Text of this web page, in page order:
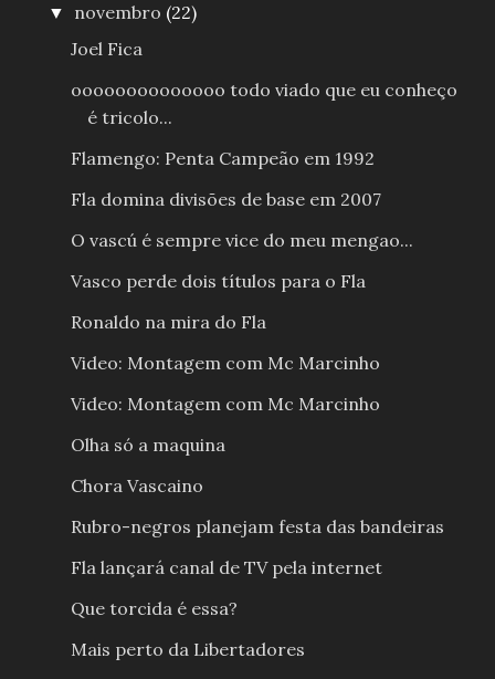
▼ novembro (22)
Joel Fica
oooooooooooooo todo viado que eu conheço
é tricolo...
Flamengo: Penta Campeão em 1992
Fla domina divisões de base em 2007
O vascú é sempre vice do meu mengao...
Vasco perde dois títulos para o Fla
Ronaldo na mira do Fla
Video: Montagem com Mc Marcinho
Video: Montagem com Mc Marcinho
Olha só a maquina
Chora Vascaino
Rubro-negros planejam festa das bandeiras
Fla lançará canal de TV pela internet
Que torcida é essa?
Mais perto da Libertadores